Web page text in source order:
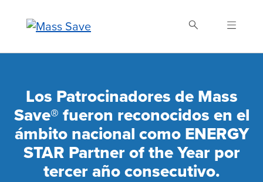
content
Los Patrocinadores de Mass
Save® fueron reconocidos en el
ámbito nacional como ENERGY
STAR Partner of the Year por
tercer año consecutivo.